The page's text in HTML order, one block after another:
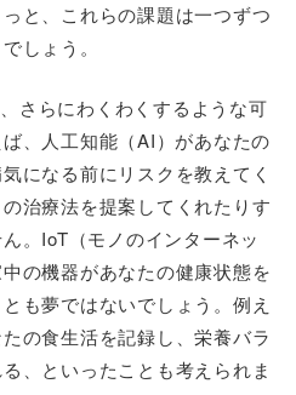
と、これらの課題は一つずつ
しょう。
さらにわくわくするような可
、人工知能（AI）があなたの
になる前にリスクを教えてく
治療法を提案してくれたりす
。IoT（モノのインターネッ
の機器があなたの健康状態を
も夢ではないでしょう。例え
の食生活を記録し、栄養バラ
、といったことも考えられま